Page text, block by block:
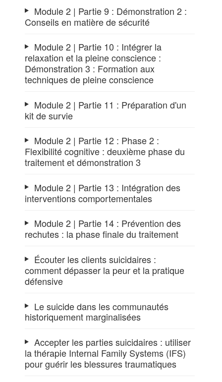
Module 2 | Partie 9 : Démonstration 2 :
Conseils en matière de sécurité
Module 2 | Partie 10 : Intégrer la
relaxation et la pleine conscience :
Démonstration 3 : Formation aux
techniques de pleine conscience
Module 2 | Partie 11 : Préparation d'un
kit de survie
Module 2 | Partie 12 : Phase 2 :
Flexibilité cognitive : deuxième phase du
traitement et démonstration 3
Module 2 | Partie 13 : Intégration des
interventions comportementales
Module 2 | Partie 14 : Prévention des
rechutes : la phase finale du traitement
Écouter les clients suicidaires :
comment dépasser la peur et la pratique
défensive
Le suicide dans les communautés
historiquement marginalisées
Accepter les parties suicidaires : utiliser
la thérapie Internal Family Systems (IFS)
pour guérir les blessures traumatiques